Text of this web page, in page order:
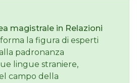
magistrale in Relazioni
forma la figura di esperti
padronanza
lingue straniere,
campo della